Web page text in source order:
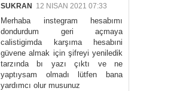
SUKRAN 12 NISAN 2021 07:33
Merhaba instegram hesabımı
dondurdum geri açmaya
calistigimda karşıma hesabıni
güvene almak için şifreyi yeniledik
tarzında bı yazı çıktı ve ne
yaptıysam olmadı lütfen bana
yardımcı olur musunuz